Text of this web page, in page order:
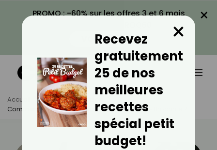
PROMO : -60% sur les offres 3 et 6 mois
VOIR LA PROMO
×
Accueil Actus
Quotidien
Comment Faire Des Bonnes Affaires Dans Une Brocante ?
Recevez
gratuitement
25 de nos
meilleures
recettes
spécial petit
budget!
×